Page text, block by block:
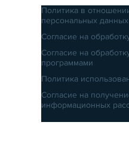
Политика в
персональных данных
Согласие на
Согласие на
программами
Политика
Согласие на
информационных